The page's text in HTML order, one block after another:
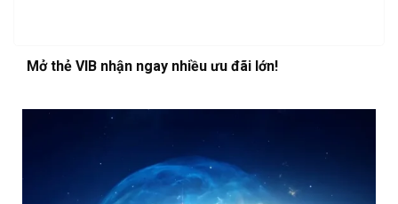
Mở thẻ VIB nhận ngay nhiều ưu đãi lớn!